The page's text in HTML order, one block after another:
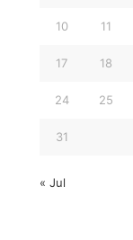
10 11
17 18
24 25
31
« Jul